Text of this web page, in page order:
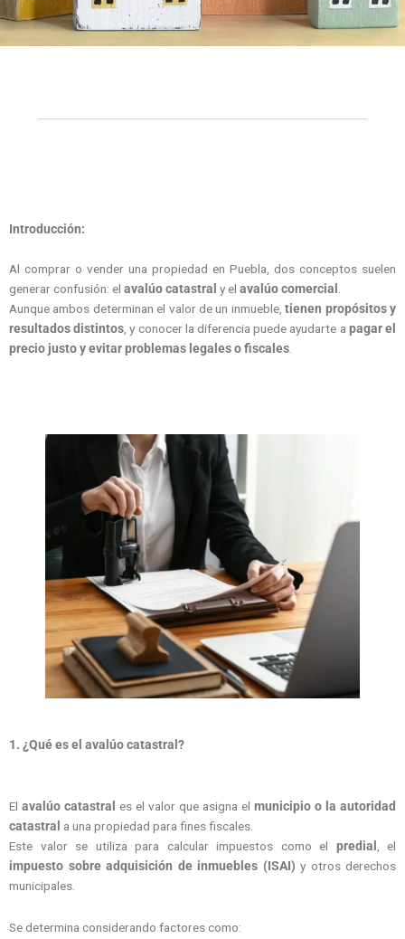
Introducción:
Al comprar o vender una propiedad en Puebla, dos conceptos suelen
generar confusión: el avalúo catastral y el avalúo comercial
Aunque ambos determinan el valor de un inmueble,tienen propósitos y
resultados distintos , y conocer la diferencia puede ayudarte a pagar el
precio justo y evitar problemas legales o fiscales
1. ¿Qué es el avalúo catastral?
El avalúo catastral es el valor que asigna el municipio o la autoridad
catastral a una propiedad para fines fiscales.
Este valor se utiliza para calcular impuestos como el predial
, el
impuesto sobre adquisición de inmuebles (ISAI) y otros derechos
municipales.
Se determina considerando factores como: